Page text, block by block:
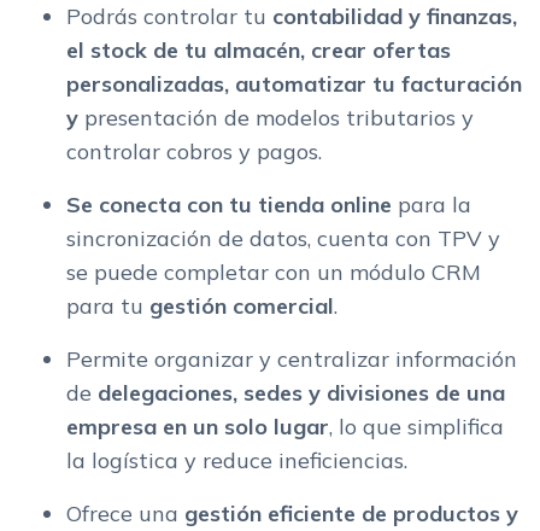
Podrás controlar tu contabilidad y finanzas,
el stock de tu almacén, crear ofertas
personalizadas, automatizar tu facturación
y presentación de modelos tributarios y
controlar cobros y pagos.
Se conecta con tu tienda online para la
sincronización de datos, cuenta con TPV y
se puede completar con un módulo CRM
para tu gestión comercial.
Permite organizar y centralizar información
de delegaciones, sedes y divisiones de una
empresa en un solo lugar, lo que simplifica
la logística y reduce ineficiencias​​.
Ofrece una gestión eficiente de productos y